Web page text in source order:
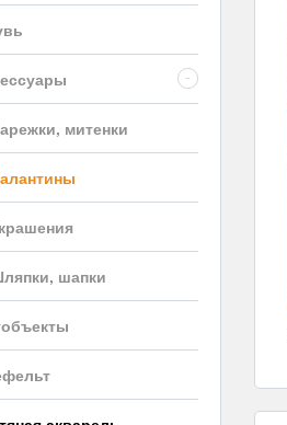
-
митенки
шапки